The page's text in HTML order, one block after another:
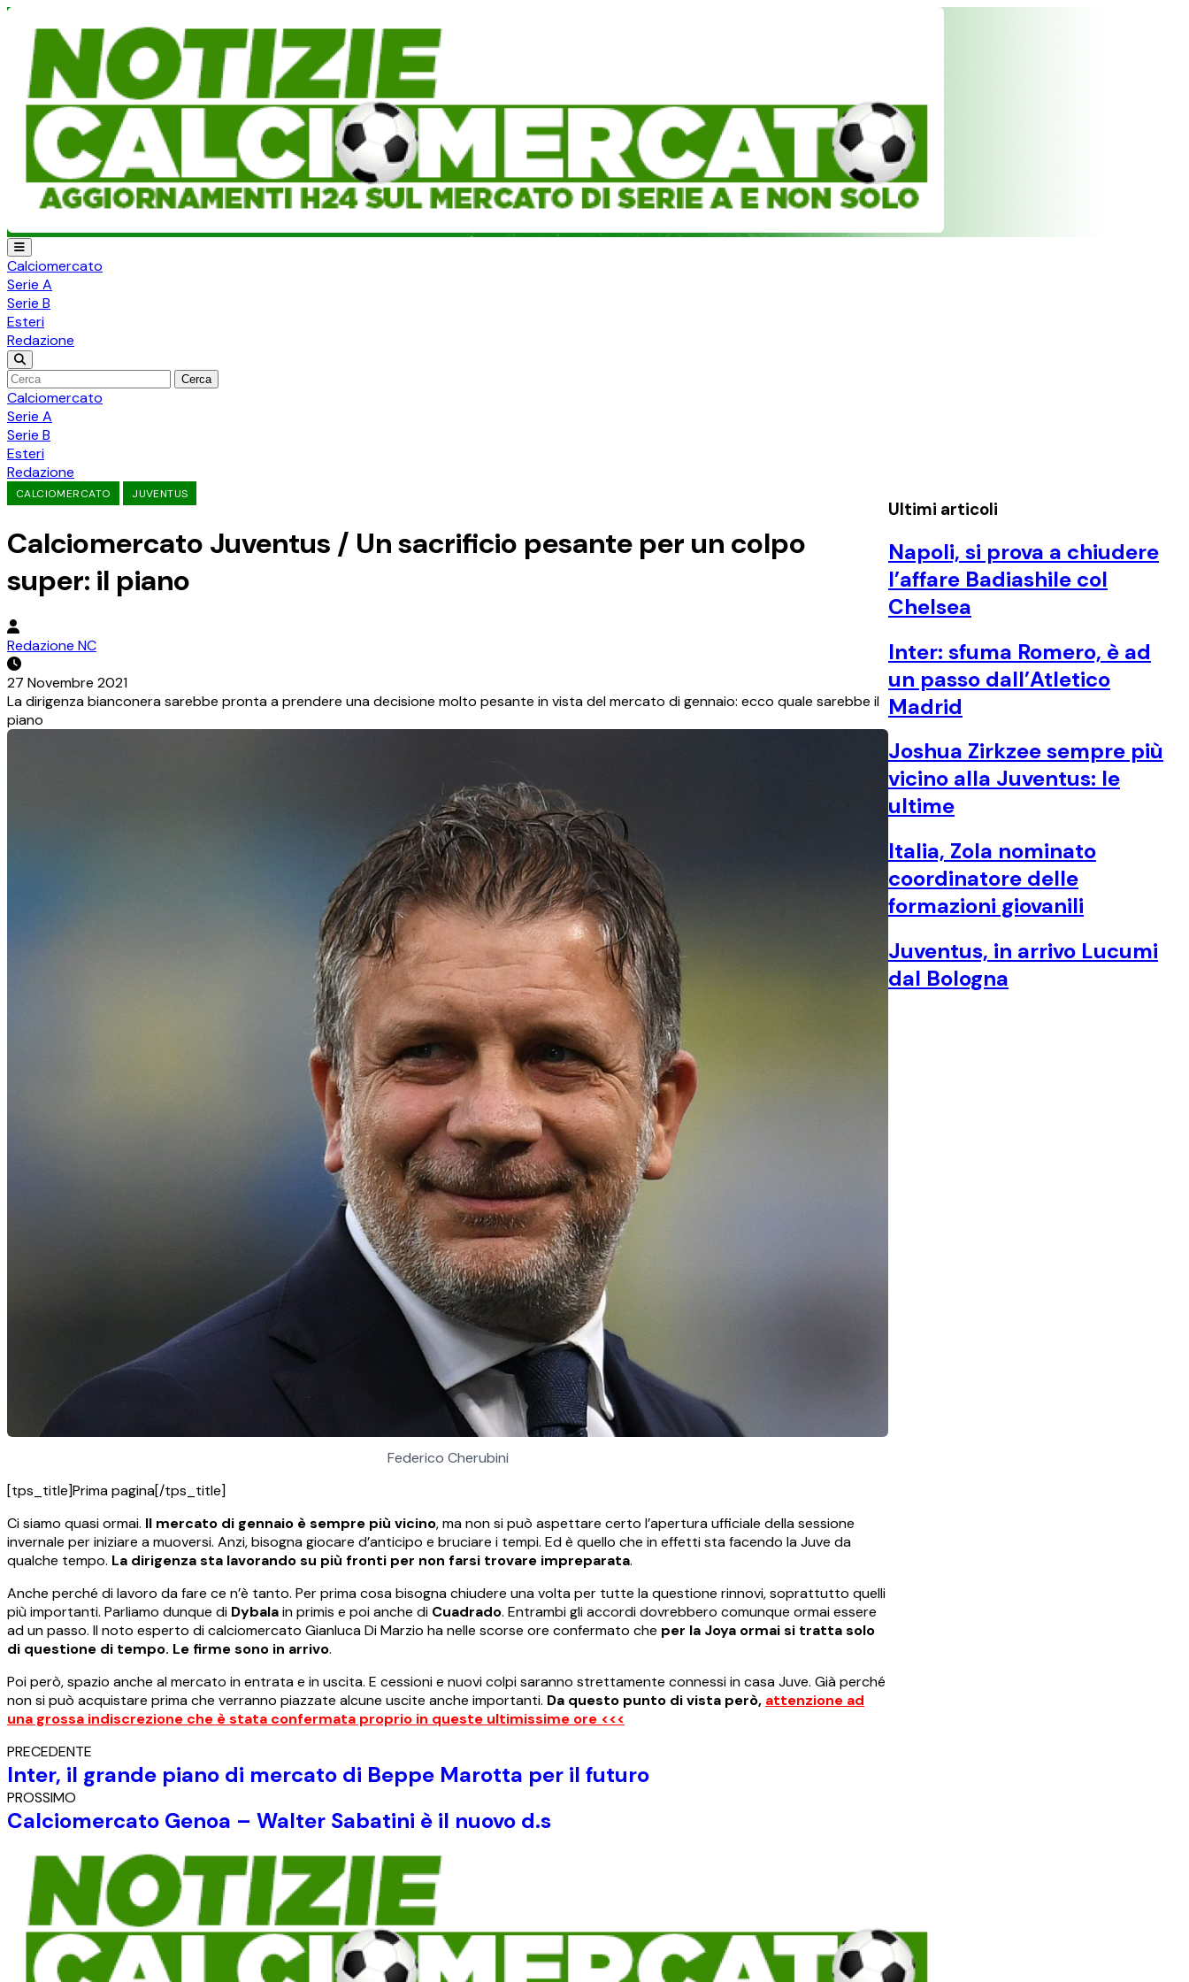
Calciomercato
Serie A
Serie B
Esteri
Redazione
Cerca
Calciomercato
Serie A
Serie B
Esteri
Redazione
CALCIOMERCATO JUVENTUS
Calciomercato Juventus / Un sacrificio pesante per un colpo
super: il piano
Redazione NC
27 Novembre 2021
La dirigenza bianconera sarebbe pronta a prendere una decisione molto pesante in vista del mercato di gennaio: ecco quale sarebbe il
piano
Federico Cherubini
[tps_title]Prima pagina[/tps_title]
Ci siamo quasi ormai. Il mercato di gennaio è sempre più vicino, ma non si può aspettare certo l’apertura ufficiale della sessione
invernale per iniziare a muoversi. Anzi, bisogna giocare d’anticipo e bruciare i tempi. Ed è quello che in effetti sta facendo la Juve da
qualche tempo. La dirigenza sta lavorando su più fronti per non farsi trovare impreparata.
Anche perché di lavoro da fare ce n’è tanto. Per prima cosa bisogna chiudere una volta per tutte la questione rinnovi, soprattutto quelli
più importanti. Parliamo dunque di Dybalain primis e poi anche di Cuadrado. Entrambi gli accordi dovrebbero comunque ormai essere
ad un passo. Il noto esperto di calciomercato Gianluca Di Marzio ha nelle scorse ore confermato che per la Joya ormai si tratta solo
di questione di tempo. Le firme sono in arrivo.
Poi però, spazio anche al mercato in entrata e in uscita. E cessioni e nuovi colpi saranno strettamente connessi in casa Juve. Già perché
non si può acquistare prima che verranno piazzate alcune uscite anche importanti. Da questo punto di vista però, attenzione ad
una grossa indiscrezione che è stata confermata proprio in queste ultimissime ore <<<
PRECEDENTE
Inter, il grande piano di mercato di Beppe Marotta per il futuro
PROSSIMO
Calciomercato Genoa – Walter Sabatini è il nuovo d.s
Ultimi articoli
Napoli, si prova a chiudere
l’affare Badiashile col
Chelsea
Inter: sfuma Romero, è ad
un passo dall’Atletico
Madrid
Joshua Zirkzee sempre più
vicino alla Juventus: le
ultime
Italia, Zola nominato
coordinatore delle
formazioni giovanili
Juventus, in arrivo Lucumi
dal Bologna